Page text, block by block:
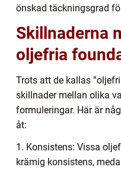
önskad täckningsgrad
Skillnaderna
oljefria
Trots att de kallas
skillnader mellan olika
formuleringar. Här är
åt:
1. Konsistens: Vissa
krämig konsistens,